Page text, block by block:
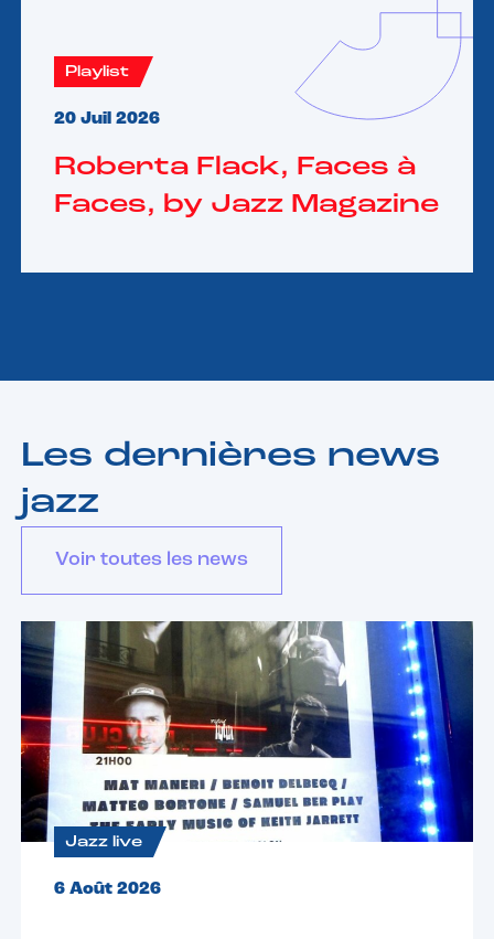
Playlist
20 Juil 2026
Roberta Flack, Faces à
Faces, by Jazz Magazine
Les dernières news
jazz
Voir toutes les news
Jazz live
6 Août 2026